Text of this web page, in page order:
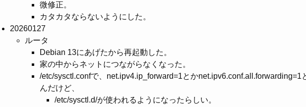
微修正。
カタカタならないようにした。
20260127
ルータ
Debian 13にあげたから再起動した。
家の中からネットにつながらなくなった。
/etc/sysctl.confで、net.ipv4.ip_forward=1とかnet.ipv6.conf.all.forwarding=1
んだけど、
/etc/sysctl.d/が使われるようになったらしい。